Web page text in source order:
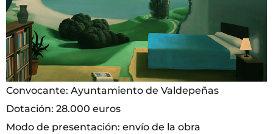
Convocante: Ayuntamiento de Valdepeñas
Dotación: 28.000 euros
Modo de presentación: envío de la obra